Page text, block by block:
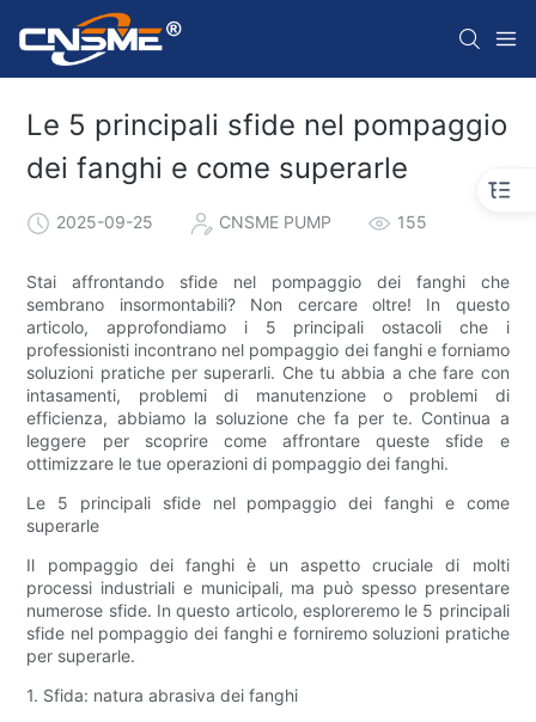
Le 5 principali sfide nel pompaggio
dei fanghi e come superarle
2025-09-25 CNSME PUMP 155
Stai affrontando sfide nel pompaggio dei fanghi che
sembrano insormontabili? Non cercare oltre! In questo
articolo, approfondiamo i 5 principali ostacoli che i
professionisti incontrano nel pompaggio dei fanghi e forniamo
soluzioni pratiche per superarli. Che tu abbia a che fare con
intasamenti, problemi di manutenzione o problemi di
efficienza, abbiamo la soluzione che fa per te. Continua a
leggere per scoprire come affrontare queste sfide e
ottimizzare le tue operazioni di pompaggio dei fanghi.
Le 5 principali sfide nel pompaggio dei fanghi e come
superarle
Il pompaggio dei fanghi è un aspetto cruciale di molti
processi industriali e municipali, ma può spesso presentare
numerose sfide. In questo articolo, esploreremo le 5 principali
sfide nel pompaggio dei fanghi e forniremo soluzioni pratiche
per superarle.
1. Sfida: natura abrasiva dei fanghi